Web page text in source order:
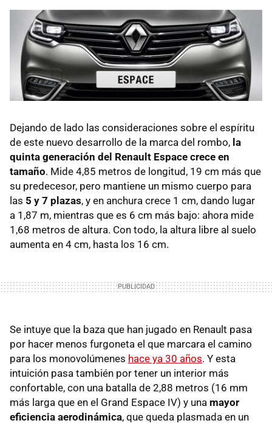
Dejando de lado las consideraciones sobre el espíritu
de este nuevo desarrollo de la marca del rombo, la
quinta generación del Renault Espace crece en
tamaño. Mide 4,85 metros de longitud, 19 cm más que
su predecesor, pero mantiene un mismo cuerpo para
las 5 y 7 plazas, y en anchura crece 1 cm, dando lugar
a 1,87 m, mientras que es 6 cm más bajo: ahora mide
1,68 metros de altura. Con todo, la altura libre al suelo
aumenta en 4 cm, hasta los 16 cm.
Se intuye que la baza que han jugado en Renault pasa
por hacer menos furgoneta el que marcara el camino
para los monovolúmenes hace ya 30 años. Y esta
intuición pasa también por tener un interior más
confortable, con una batalla de 2,88 metros (16 mm
más larga que en el Grand Espace IV) y una mayor
eficiencia aerodinámica, que queda plasmada en un